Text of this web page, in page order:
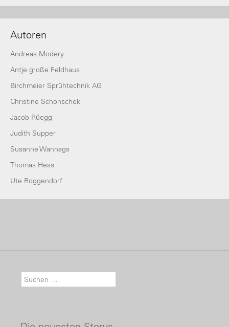
Autoren
Andreas Modery
Antje große Feldhaus
Birchmeier Sprühtechnik AG
Christine Schonschek
Jacob Rüegg
Judith Supper
Susanne Wannags
Thomas Hess
Ute Roggendorf
Suche nach: